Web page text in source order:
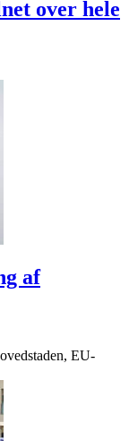
over hele
af
EU-